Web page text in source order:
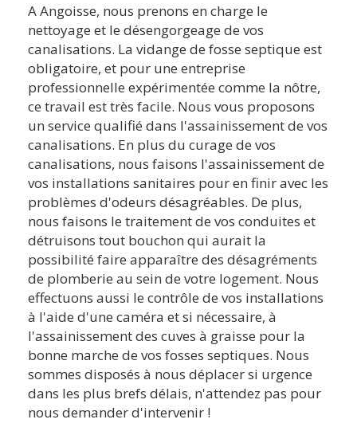
A Angoisse, nous prenons en charge le
nettoyage et le désengorgeage de vos
canalisations. La vidange de fosse septique est
obligatoire, et pour une entreprise
professionnelle expérimentée comme la nôtre,
ce travail est très facile. Nous vous proposons
un service qualifié dans l'assainissement de vos
canalisations. En plus du curage de vos
canalisations, nous faisons l'assainissement de
vos installations sanitaires pour en finir avec les
problèmes d'odeurs désagréables. De plus,
nous faisons le traitement de vos conduites et
détruisons tout bouchon qui aurait la
possibilité faire apparaître des désagréments
de plomberie au sein de votre logement. Nous
effectuons aussi le contrôle de vos installations
à l'aide d'une caméra et si nécessaire, à
l'assainissement des cuves à graisse pour la
bonne marche de vos fosses septiques. Nous
sommes disposés à nous déplacer si urgence
dans les plus brefs délais, n'attendez pas pour
nous demander d'intervenir !